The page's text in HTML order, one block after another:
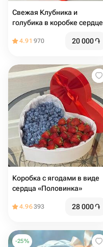
Свежая Клубника и
голубика в коробке сердце
4.91 970 20 000֏
Коробка с ягодами в виде
сердца «Половинка»
4.96393 28 000֏
-25%